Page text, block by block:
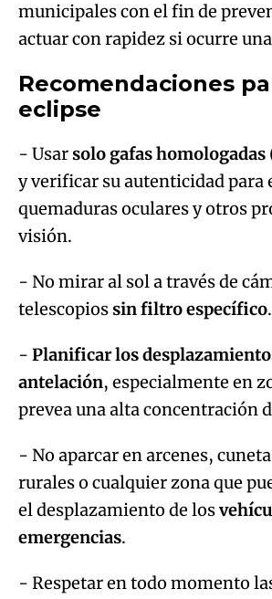
municipales con el fin de
actuar con rapidez si ocurre
Recomendaciones
eclipse
- Usarsolo gafas homologadas
y verificar su autenticidad para
quemaduras oculares y otros
visión.
- No mirar al sol a través de
telescopiossin filtro específico.
- Planificar los
antelación, especialmente en
prevea una alta concentración
- No aparcar en arcenes,
rurales o cualquier zona que
el desplazamiento de los
emergencias.
- Respetar en todo momento